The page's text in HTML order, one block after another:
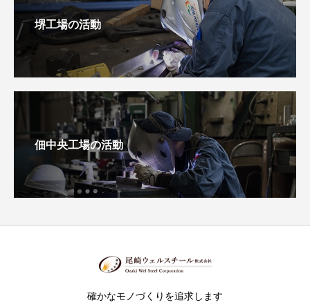
堺工場の活動
佃中央工場の活動
確かなモノづくりを追求します